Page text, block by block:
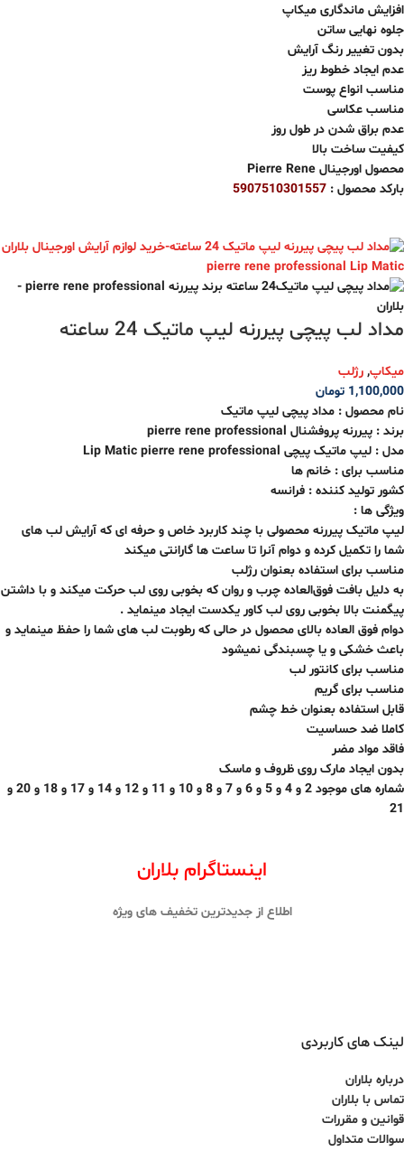
افزایش ماندگاری میکاپ
جلوه نهایی ساتن
بدون تغییر رنگ آرایش
عدم ایجاد خطوط ریز
مناسب انواع پوست
مناسب عکاسی
عدم براق شدن در طول روز
کیفیت ساخت بالا
محصول اورجینال Pierre Rene
بارکد محصول : 5907510301557
مداد لب پیچی پیررنه لیپ ماتیک 24 ساعته
میکاپ, رژلب
1,100,000 تومان
نام محصول : مداد پیچی لیپ ماتیک
برند : پیررنه پروفشنال pierre rene professional
مدل : لیپ ماتیک پیچی Lip Matic pierre rene professional
مناسب برای : خانم ها
کشور تولید کننده : فرانسه
ویژگی ها :
لیپ ماتیک پیررنه محصولی با چند کاربرد خاص و حرفه ای که آرایش لب های
شما را تکمیل کرده و دوام آنرا تا ساعت ها گارانتی میکند
مناسب برای استفاده بعنوان رژلب
به دلیل بافت فوق‌العاده چرب و روان که بخوبی روی لب حرکت میکند و با داشتن
پیگمنت بالا بخوبی روی لب کاور یکدست ایجاد مینماید .
دوام فوق العاده بالای محصول در حالی که رطوبت لب های شما را حفظ مینماید و
باعث خشکی و یا چسبندگی نمیشود
مناسب برای کانتور لب
مناسب برای گریم
قابل استفاده بعنوان خط چشم
کاملا ضد حساسیت
فاقد مواد مضر
بدون ایجاد مارک روی ظروف و ماسک
شماره های موجود 2 و 4 و 5 و 6 و 7 و 8 و 10 و 11 و 12 و 14 و 17 و 18 و 20 و
21
اینستاگرام بلاران
اطلاع از جدیدترین تخفیف های ویژه
لینک های کاربردی
درباره بلاران
تماس با بلاران
قوانین و مقررات
سوالات متداول